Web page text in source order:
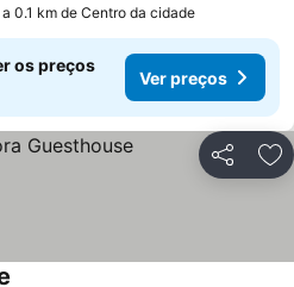
a 0.1 km de Centro da cidade
os preços
Ver preços
Partilhar